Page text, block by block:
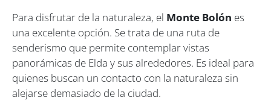
Para disfrutar de la naturaleza, el Monte Bolón es
una excelente opción. Se trata de una ruta de
senderismo que permite contemplar vistas
panorámicas de Elda y sus alrededores. Es ideal para
quienes buscan un contacto con la naturaleza sin
alejarse demasiado de la ciudad.